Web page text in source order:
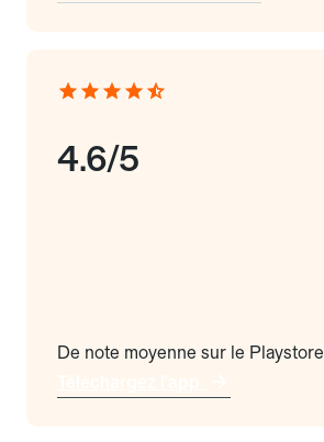
4.6/5
De note moyenne sur le Playstore